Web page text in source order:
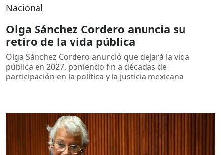
Nacional
Olga Sánchez Cordero anuncia su
retiro de la vida pública
Olga Sánchez Cordero anunció que dejará la vida
pública en 2027, poniendo fin a décadas de
participación en la política y la justicia mexicana